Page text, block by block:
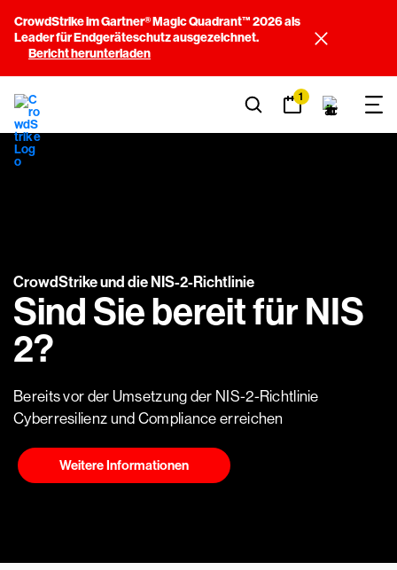
CrowdStrike im Gartner® Magic Quadrant™ 2026 als
Leader für Endgeräteschutz ausgezeichnet.
Bericht herunterladen
1
CrowdStrike und die NIS-2-Richtlinie
Sind Sie bereit für NIS
2?
Bereits vor der Umsetzung der NIS-2-Richtlinie
Cyberresilienz und Compliance erreichen
Weitere Informationen